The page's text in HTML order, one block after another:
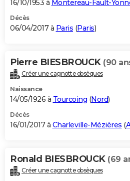
16/10/1953 à Montereau-Fault-
Décès
06/04/2017 à Paris (Paris)
Pierre BIESBROUCK (90
Créer une cagnotte obsèques
Naissance
14/05/1926 à Tourcoing (Nord)
Décès
16/01/2017 à Charleville-Mézières (
Ronald BIESBROUCK (69
Créer une cagnotte obsèques